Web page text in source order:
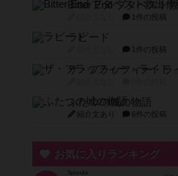
1件の投稿
ラピード
1件の投稿
ザ・フラッフィー・ラ
ふたつの城の物語
紹介文あり 6件の投稿
お気に入りランキング